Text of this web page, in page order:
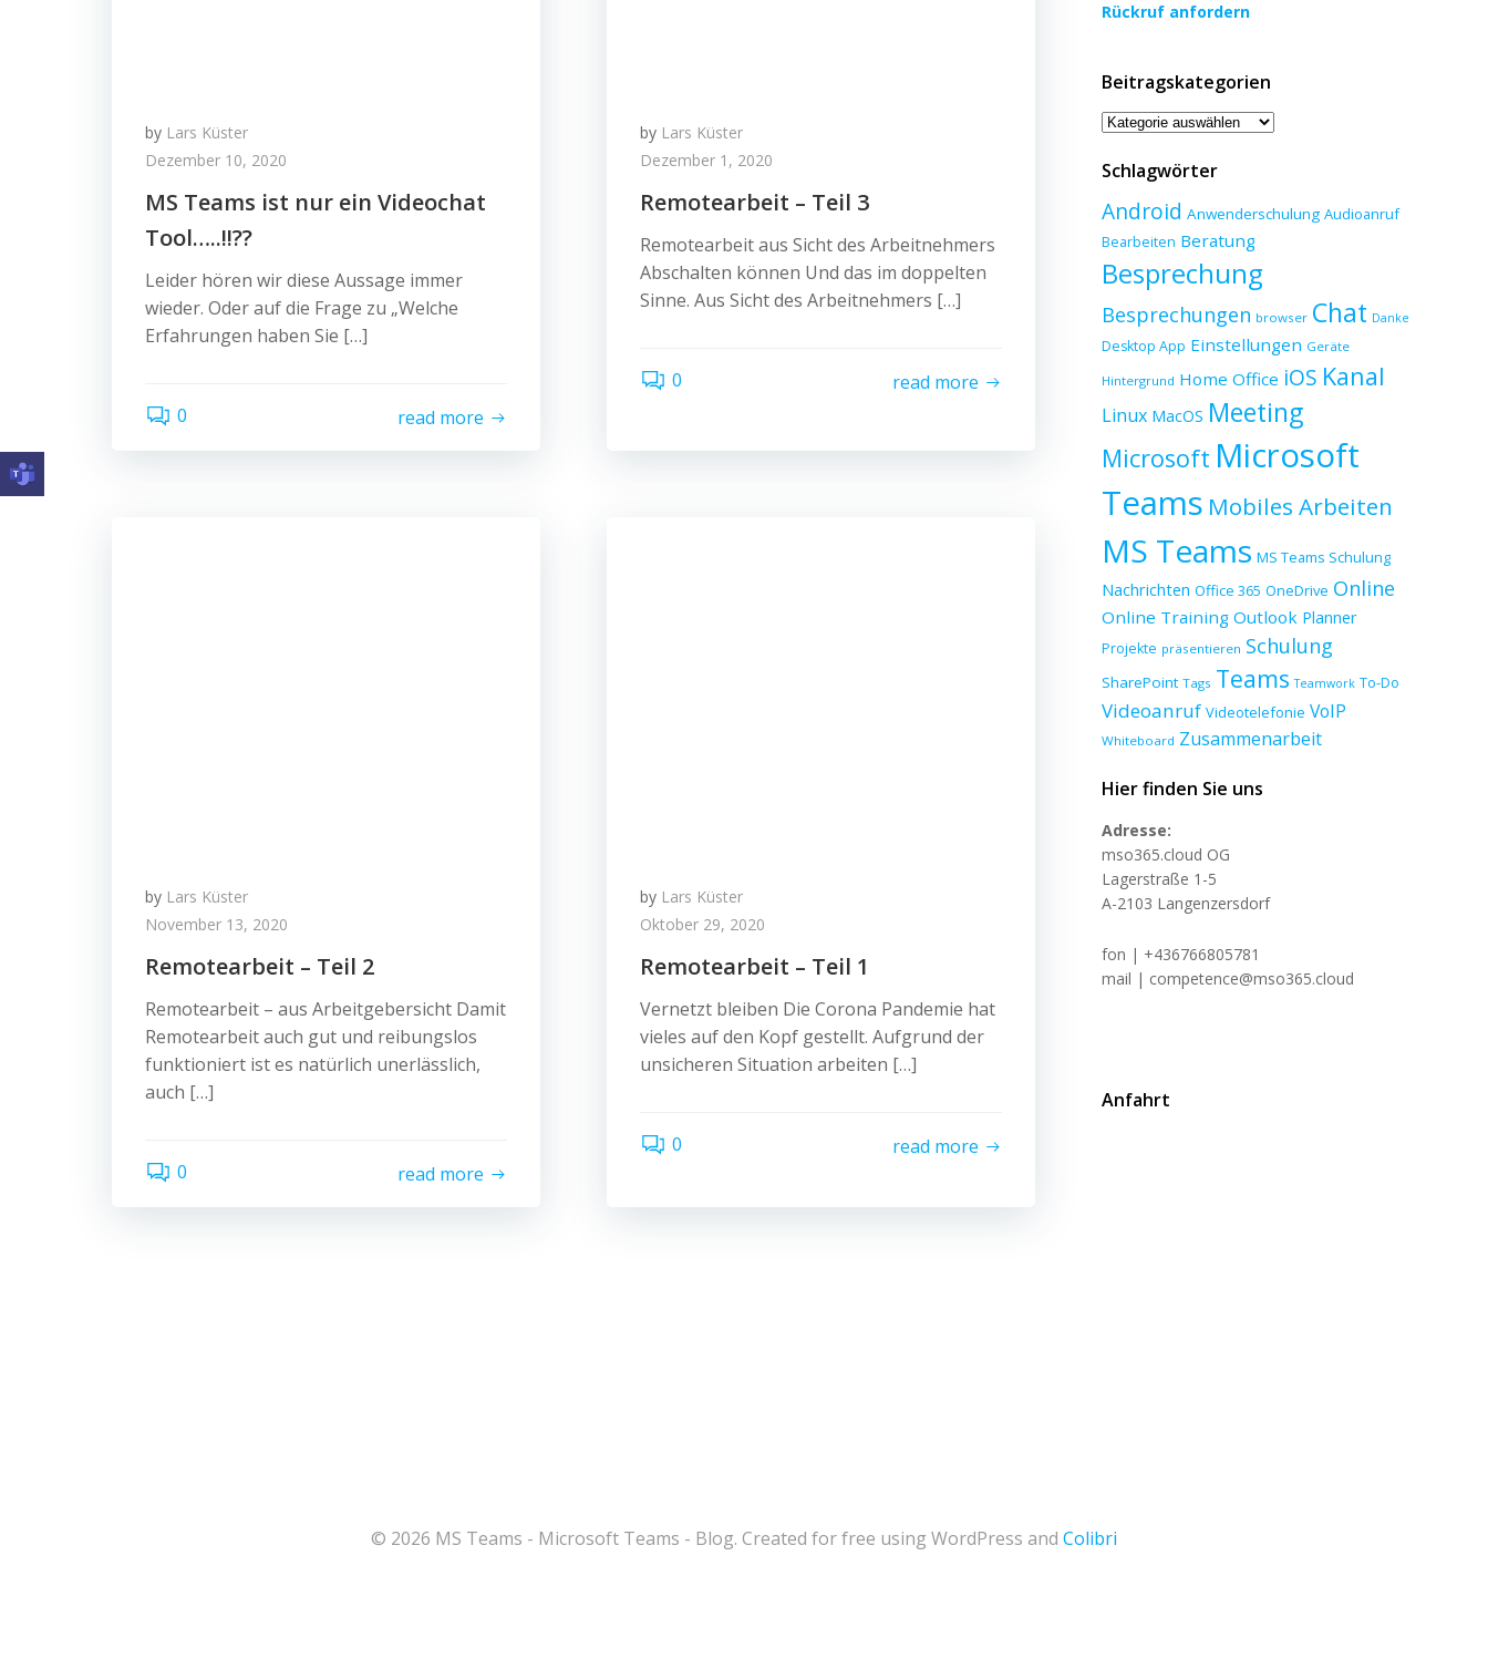
by Lars Küster
Dezember 10, 2020
MS Teams ist nur ein Videochat
Tool…..!!??
Leider hören wir diese Aussage immer
wieder. Oder auf die Frage zu „Welche
Erfahrungen haben Sie […]
0 read more
by Lars Küster
Dezember 1, 2020
Remotearbeit – Teil 3
Remotearbeit aus Sicht des Arbeitnehmers
Abschalten können Und das im doppelten
Sinne. Aus Sicht des Arbeitnehmers […]
0 read more
by Lars Küster
November 13, 2020
Remotearbeit – Teil 2
Remotearbeit – aus Arbeitgebersicht Damit
Remotearbeit auch gut und reibungslos
funktioniert ist es natürlich unerlässlich,
auch […]
0 read more
by Lars Küster
Oktober 29, 2020
Remotearbeit – Teil 1
Vernetzt bleiben Die Corona Pandemie hat
vieles auf den Kopf gestellt. Aufgrund der
unsicheren Situation arbeiten […]
0 read more
Rückruf anfordern
Beitragskategorien
Beitragskategorien
Schlagwörter
Android Anwenderschulung Audioanruf
Bearbeiten Beratung
Besprechung
Besprechungen browser Chat Danke
Desktop App Einstellungen Geräte
Hintergrund Home Office iOS Kanal
Linux MacOS Meeting
Microsoft Microsoft
Teams Mobiles Arbeiten
MS Teams MS Teams Schulung
Nachrichten Office 365 OneDrive Online
Online Training Outlook Planner
Projekte präsentieren Schulung
SharePoint Tags Teams Teamwork To-Do
Videoanruf Videotelefonie VoIP
Whiteboard Zusammenarbeit
Hier finden Sie uns
Adresse:
mso365.cloud OG
Lagerstraße 1-5
A-2103 Langenzersdorf
fon | +436766805781
mail | competence@mso365.cloud
Anfahrt
© 2026 MS Teams - Microsoft Teams - Blog. Created for free using WordPress and Colibri